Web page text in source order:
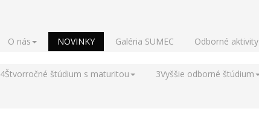
O nás NOVINKY Galéria SUMEC Odborné aktivity
4Štvorročné štúdium s maturitou 3Vyššie odborné štúdium